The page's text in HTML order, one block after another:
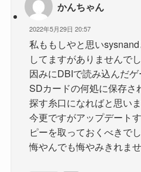
かんちゃん
2022年5月29日 20:57
私ももしやと思い
してますがありませんでし
因みにDBIで読み込んだ
SDカードの何処に保存さ
探す糸口になればと思いま
今更ですがアップデート
ピーを取っておくべきでし
悔やんでも悔やみきれま